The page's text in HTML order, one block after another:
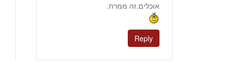
אוכלים.זה ממרח.
Reply